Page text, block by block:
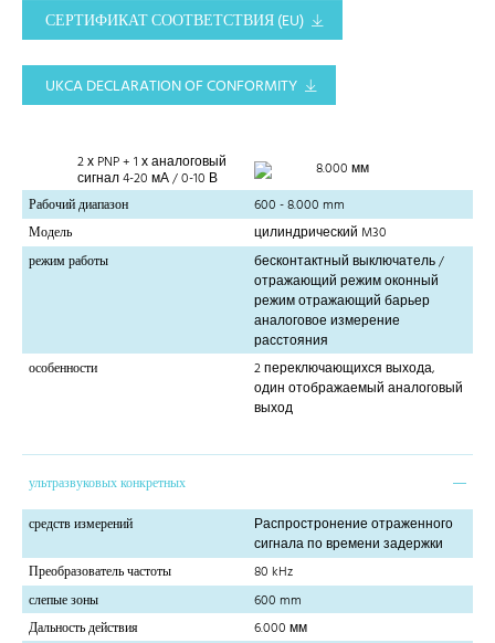
СЕРТИФИКАТ СООТВЕТСТВИЯ (EU)
UKCA DECLARATION OF CONFORMITY
2 х PNP + 1 х аналоговый
сигнал 4-20 мА / 0-10 В
8.000 мм
Рабочий диапазон
600 - 8.000 mm
Модель
цилиндрический M30
режим работы
бесконтактный выключатель /
отражающий режим оконный
режим отражающий барьер
аналоговое измерение
расстояния
особенности
2 переключающихся выхода,
один отображаемый аналоговый
выход
ультразвуковых конкретных
средств измерений
Распростронение отраженного
сигнала по времени задержки
Преобразователь частоты
80 kHz
слепые зоны
600 mm
Дальность действия
6.000 мм